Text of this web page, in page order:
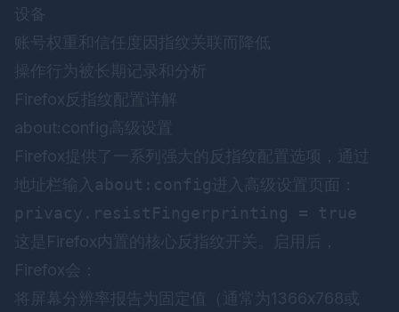
设备
账号权重和信任度因指纹关联而降低
操作行为被长期记录和分析
Firefox反指纹配置详解
about:config高级设置
Firefox提供了一系列强大的反指纹配置选项，通过
地址栏输入 about:config进入高级设置页面：
这是Firefox内置的核心反指纹开关。启用后，
Firefox会：
将屏幕分辨率报告为固定值（通常为1366x768或